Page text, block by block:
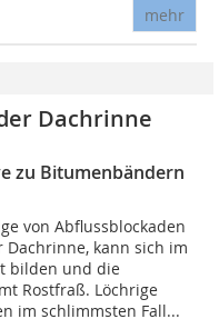
mehr
Dachrinne
zu Bitumenbändern
von Abflussblockaden
Dachrinne, kann sich im
bilden und die
Rostfraß. Löchrige
im schlimmsten Fall...